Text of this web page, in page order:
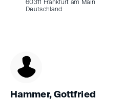
60311 Frankfurt am Main
Deutschland
Hammer, Gottfried